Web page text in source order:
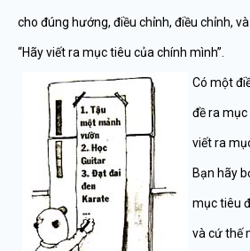
cho đúng hướng, điều chỉnh, điều chỉnh, và
“Hãy viết ra mục tiêu của chính mình”.
Có một
đề ra
viết ra
Bạn hãy
mục tiêu
và cứ thế